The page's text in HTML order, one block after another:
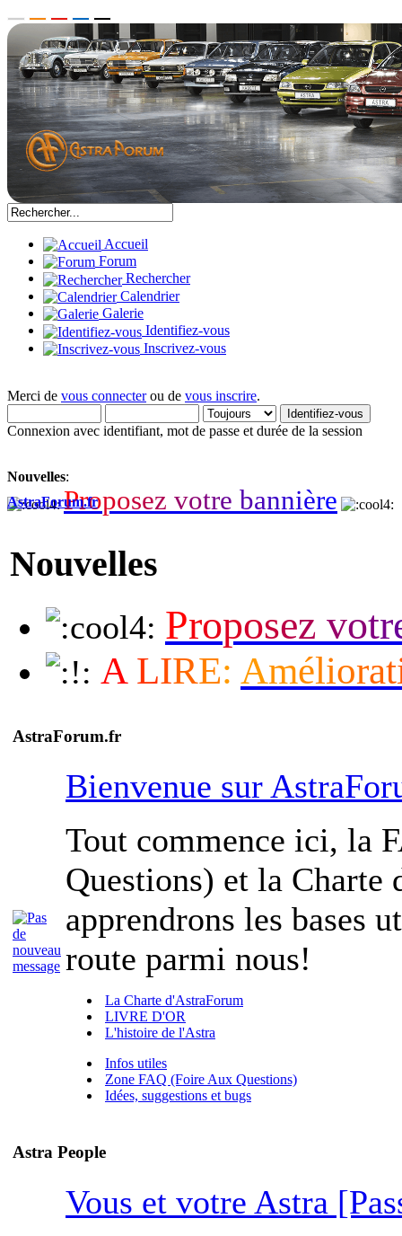
Accueil
Forum
Rechercher
Calendrier
Galerie
Identifiez-vous
Inscrivez-vous
Merci de vous connecterou de vous inscrire.
Connexion avec identifiant, mot de passe et durée de la session
Nouvelles:
Proposez votre bannière
AstraForum.fr
Nouvelles
Proposez votr
A LIRE: Améliorat
AstraForum.fr
Bienvenue sur
Tout commence ici, la
Questions) et la Charte
apprendrons les bases
route parmi nous!
La Charte d'AstraForum
LIVRE D'OR
L'histoire de l'Astra
Infos utiles
Zone FAQ (Foire Aux Questions)
Idées, suggestions et bugs
Astra People
Vous et votre Astra